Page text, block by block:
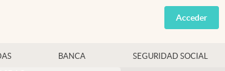
Argentina
España
USA
Acceder
BANCA SEGURIDAD SOCIAL